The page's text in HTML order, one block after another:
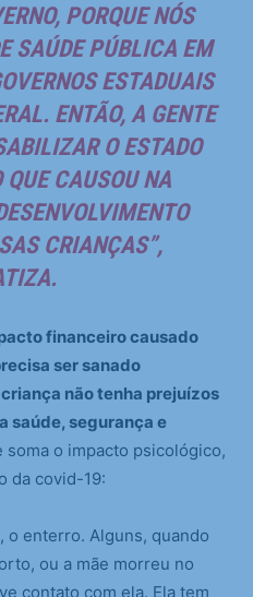
PORQUE NÓS
SAÚDE PÚBLICA EM
ESTADUAIS
ENTÃO, A GENTE
O ESTADO
CAUSOU NA
CRIANÇAS”,
financeiro causado
ser sanado
não tenha prejuízos
saúde, segurança e
soma o impacto psicológico,
da covid-19:
o enterro. Alguns, quando
ou a mãe morreu no
contato com ela. Ela tem